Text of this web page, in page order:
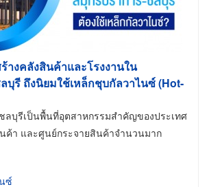
างคลังสินค้าและโรงงานใน
บุรี ถึงนิยมใช้เหล็กชุบกัลวาไนซ์ (Hot-
ลบุรีเป็นพื้นที่อุตสาหกรรมสำคัญของประเทศ
ค้า และศูนย์กระจายสินค้าจำนวนมาก
ซ์